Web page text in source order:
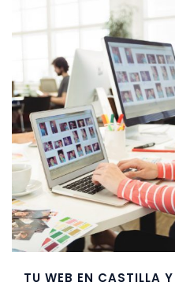
TU WEB EN CASTILLA Y